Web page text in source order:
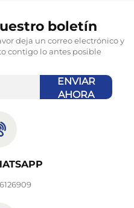
boletín
deja un correo electrónico y
contigo lo antes posible
ENVIAR
AHORA